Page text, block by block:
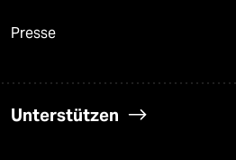
Presse
Unterstützen